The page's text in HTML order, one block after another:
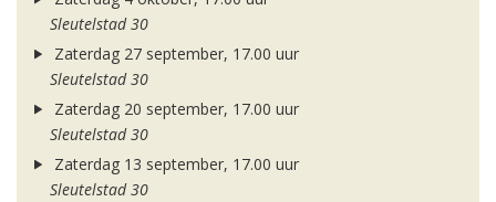
Sleutelstad 30
Zaterdag 27 september, 17.00 uur
Sleutelstad 30
Zaterdag 20 september, 17.00 uur
Sleutelstad 30
Zaterdag 13 september, 17.00 uur
Sleutelstad 30